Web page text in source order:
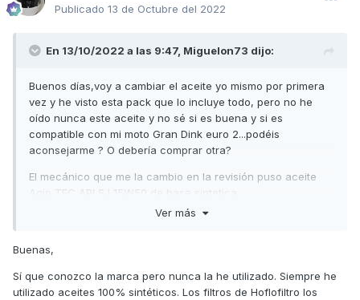
Publicado 13 de Octubre del 2022
En 13/10/2022 a las 9:47, Miguelon73 dijo:
Buenos días,voy a cambiar el aceite yo mismo por primera
vez y he visto esta pack que lo incluye todo, pero no he
oído nunca este aceite y no sé si es buena y si es
compatible con mi moto Gran Dink euro 2...podéis
aconsejarme ? O debería comprar otra?
El mecánico que me la cambio en la revisión puso aceite
Agip TEC API SJ 15W50 de base sintetica.
Muchas gracias por vuestras opiniones y ayuda
Ver más
Buenas,
Sí que conozco la marca pero nunca la he utilizado. Siempre he
utilizado aceites 100% sintéticos. Los filtros de Hoflofiltro los